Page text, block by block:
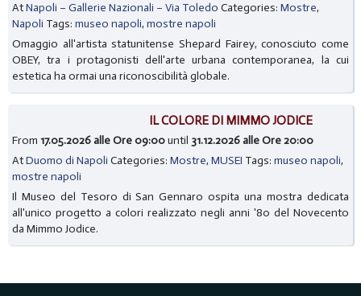
AtNapoli – Gallerie Nazionali – Via Toledo Categories:Mostre,
Napoli Tags:museo napoli,mostre napoli
Omaggio all'artista statunitense Shepard Fairey, conosciuto come
OBEY, tra i protagonisti dell'arte urbana contemporanea, la cui
estetica ha ormai una riconoscibilità globale.
IL COLORE DI MIMMO JODICE
From17.05.2026 alle Ore 09:00until 31.12.2026 alle Ore 20:00
AtDuomo di Napoli Categories:Mostre,MUSEI Tags:museo napoli,
mostre napoli
Il Museo del Tesoro di San Gennaro ospita una mostra dedicata
all'unico progetto a colori realizzato negli anni '80 del Novecento
da Mimmo Jodice.